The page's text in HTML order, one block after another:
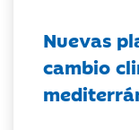
Nuevas
cambio